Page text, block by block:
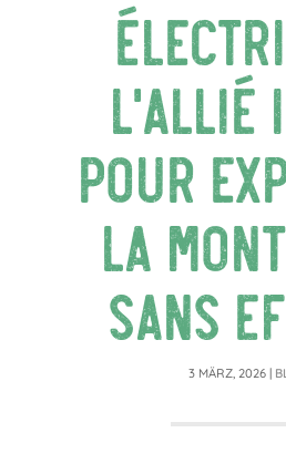
l’allié
pour
la
sans
3 MÄRZ, 2026 |